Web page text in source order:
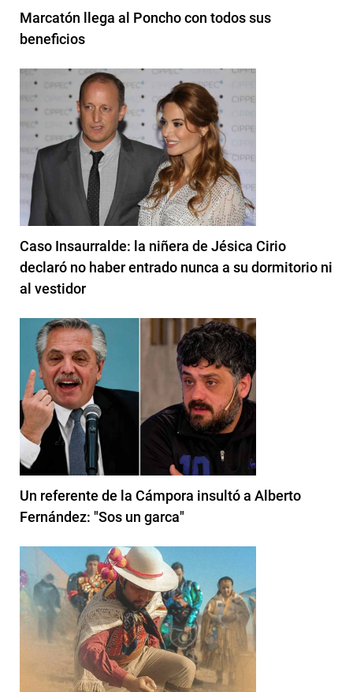
Marcatón llega al Poncho con todos sus
beneficios
Caso Insaurralde: la niñera de Jésica Cirio
declaró no haber entrado nunca a su dormitorio ni
al vestidor
Un referente de la Cámpora insultó a Alberto
Fernández: "Sos un garca"